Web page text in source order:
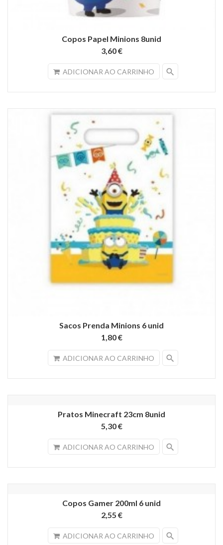
Copos Papel Minions 8unid
3,60 €
ADICIONAR AO CARRINHO search
Sacos Prenda Minions 6 unid
1,80 €
ADICIONAR AO CARRINHO search
Pratos Minecraft 23cm 8unid
5,30 €
ADICIONAR AO CARRINHO search
Copos Gamer 200ml 6 unid
2,55 €
ADICIONAR AO CARRINHO search